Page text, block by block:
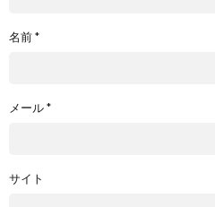
名前*
メール*
サイト